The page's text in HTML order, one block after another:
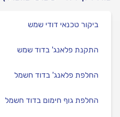
ביקור טכנאי דודי שמש
התקנת פלאנג' בדוד שמש
החלפת פלאנג' בדוד חשמל
החלפת גוף חימום בדוד חשמל